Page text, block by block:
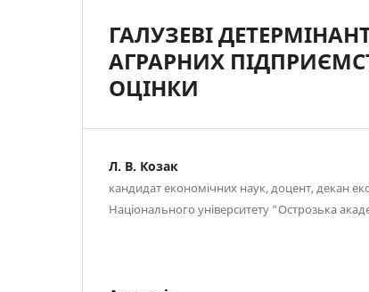
ГАЛУЗЕВІ
АГРАРНИХ
ОЦІНКИ
Л. В. Козак
кандидат економічних наук, доцент, декан
Національного університету “Острозька